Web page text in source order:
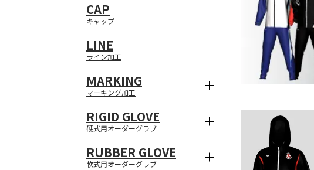
CAP
キャップ
LINE
ライン加工
MARKING
マーキング加工
RIGID GLOVE
硬式用オーダーグラブ
RUBBER GLOVE
軟式用オーダーグラブ